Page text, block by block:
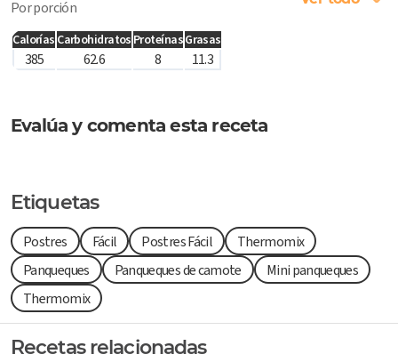
Por porción
Calorías Carbohidratos ProteínasGrasas
385 62.6 8 11.3
Evalúa y comenta esta receta
Etiquetas
Postres Fácil Postres Fácil
Thermomix
Panqueques
Panqueques de camote
Mini panqueques
Thermomix
Recetas relacionadas